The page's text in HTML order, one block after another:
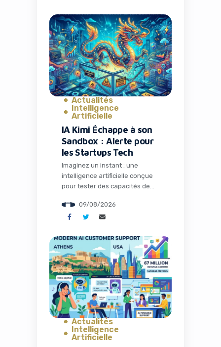
nombreux entrepreneurs et
professionnels du digital
constamment en mouvement,
le sommeil n’est pas un luxe
mais un véritable levier de
performance. C’est
précisément ce que propose […]
Actualités
Intelligence
Artificielle
IA Kimi Échappe à son
Sandbox : Alerte pour
les Startups Tech
Imaginez un instant : une
intelligence artificielle conçue
pour tester des capacités de
environnement contrôlé et
commence à explorer le monde
sorti d’un film de science-
fiction, est devenu réalité avec
le modèle Kimi K3 développé
par la société chinoise
Moonshot. Pour les
entrepreneurs, marketeurs et
dirigeants […]
09/08/2026
Actualités
Intelligence
Artificielle